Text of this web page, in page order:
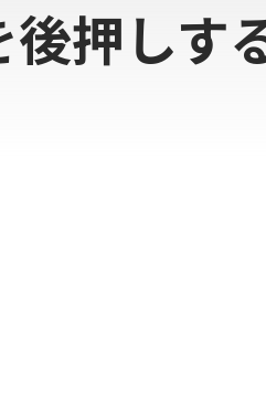
ぼ たん #獅白 杯 #レポ ート
押しす